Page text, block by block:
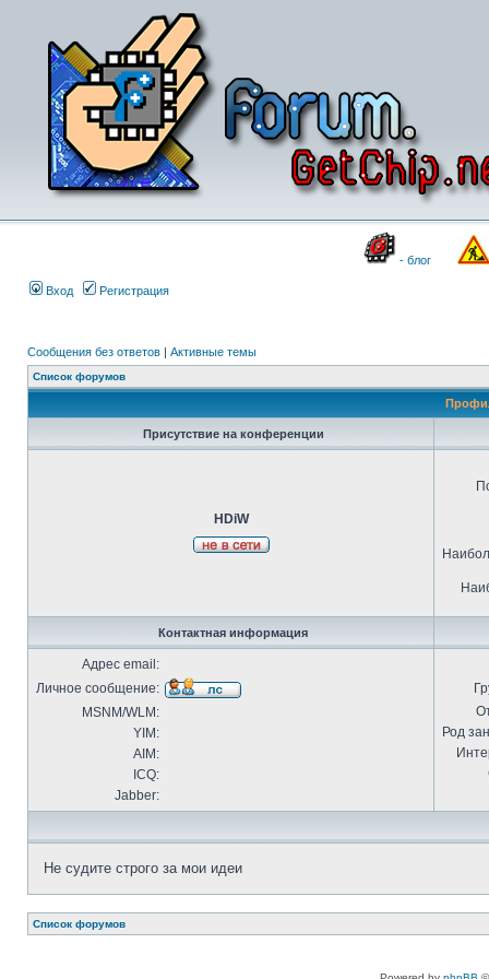
- блог
Вход Регистрация
Сообщения без ответов | Активные темы
Список форумов
Присутствие на конференции
HDiW
Контактная информация
Адрес email:
Личное сообщение:
MSNM/WLM:
YIM:
AIM:
ICQ:
Jabber:
Род
Не судите строго за мои идеи
Список форумов